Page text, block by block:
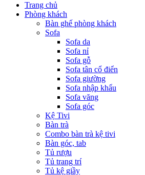
Trang chủ
Phòng khách
Bàn ghế phòng khách
Sofa
Sofa da
Sofa nỉ
Sofa gỗ
Sofa tân cổ điển
Sofa giường
Sofa nhập khẩu
Sofa văng
Sofa góc
Kệ Tivi
Bàn trà
Combo bàn trà kệ tivi
Bàn góc, tab
Tủ rượu
Tủ trang trí
Tủ kệ giầy